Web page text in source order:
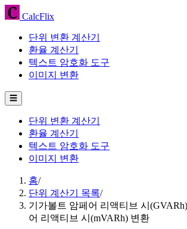
CalcFlix
단위 변환 계산기
환율 계산기
텍스트 암호화 도구
이미지 변환
☰
단위 변환 계산기
환율 계산기
텍스트 암호화 도구
이미지 변환
홈/
단위 계산기 목록/
기가볼트 암페어 리액티브 시
어 리액티브 시(mVARh) 변환